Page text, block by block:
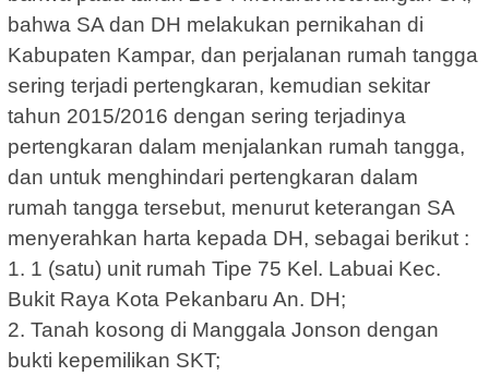
bahwa SA dan DH melakukan pernikahan di
Kabupaten Kampar, dan perjalanan rumah tangga
sering terjadi pertengkaran, kemudian sekitar
tahun 2015/2016 dengan sering terjadinya
pertengkaran dalam menjalankan rumah tangga,
dan untuk menghindari pertengkaran dalam
rumah tangga tersebut, menurut keterangan SA
menyerahkan harta kepada DH, sebagai berikut :
1. 1 (satu) unit rumah Tipe 75 Kel. Labuai Kec.
Bukit Raya Kota Pekanbaru An. DH;
2. Tanah kosong di Manggala Jonson dengan
bukti kepemilikan SKT;